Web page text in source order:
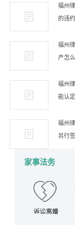
福州
的违
福州
产怎
福州
能认
福州
另行
家事法务